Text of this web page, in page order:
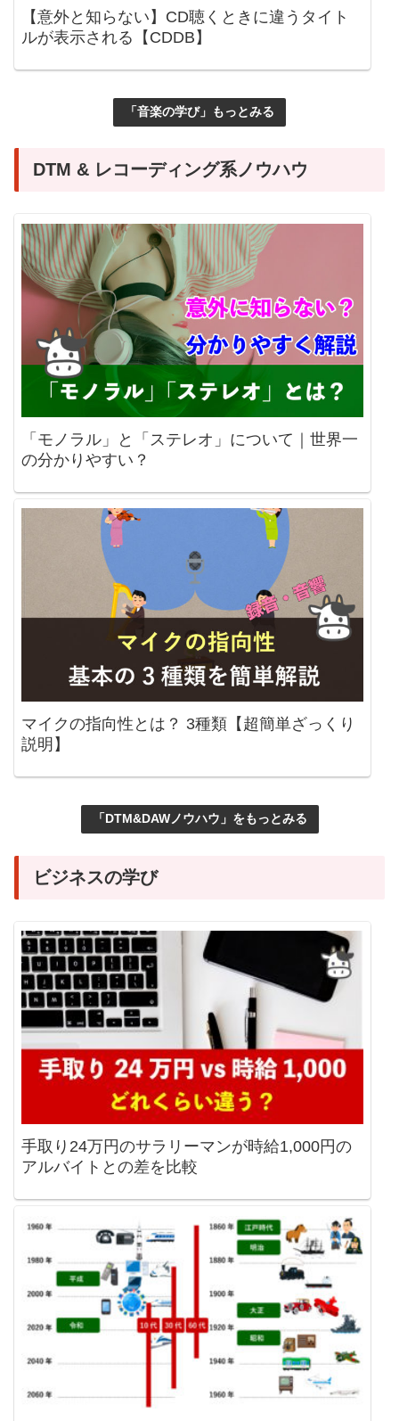
【意外と知らない】CD聴くときに違うタイト
ルが表示される【CDDB】
「音楽の学び」もっとみる
DTM & レコーディング系ノウハウ
「モノラル」と「ステレオ」について｜世界一
の分かりやすい？
マイクの指向性とは？ 3種類【超簡単ざっくり
説明】
「DTM&DAWノウハウ」をもっとみる
ビジネスの学び
手取り24万円のサラリーマンが時給1,000円の
アルバイトとの差を比較